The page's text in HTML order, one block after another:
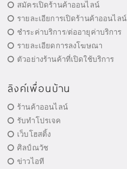
สมัครเปิดร้านค้าออนไลน์
รายละเอียการเปิดร้านค้าออนไลน์
ชำระค่าบริการ/ต่ออายุค่าบริการ
รายละเอียดการลงโฆษณา
ตัวอย่างร้านค้าที่เปิดใช้บริการ
ลิงค์เพื่อนบ้าน
ร้านค้าออนไลน์
รับทำโปรเจค
เว็บโฮสติ้ง
ศิลป์ณวัช
ข่าวไอที